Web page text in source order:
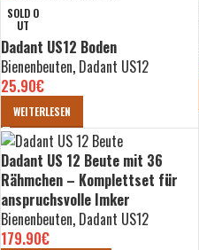
SOLD O
UT
Dadant US12 Boden
Bienenbeuten, Dadant US12
25.90€
WEITERLESEN
Dadant US 12 Beute mit 36
Rähmchen – Komplettset für
anspruchsvolle Imker
Bienenbeuten, Dadant US12
179.90€